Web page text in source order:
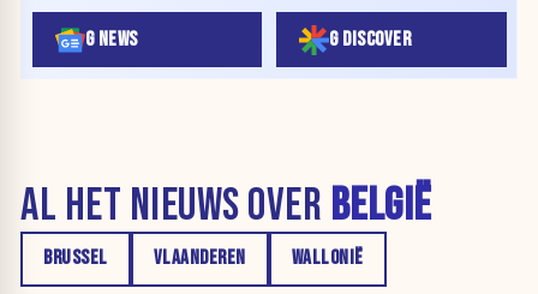
G NEWS G DISCOVER
AL HET NIEUWS OVER BELGIË
BRUSSEL VLAANDEREN WALLONIË